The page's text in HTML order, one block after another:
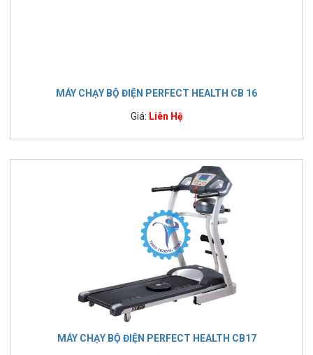
MÁY CHẠY BỘ ĐIỆN PERFECT HEALTH CB 16
Giá: Liên Hệ
MÁY CHẠY BỘ ĐIỆN PERFECT HEALTH CB17